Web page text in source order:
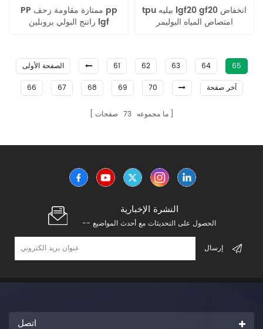
PP ممتازة مقاومة زحف pp
راتنج البولي بروبلين lgf
tpu بيليه lgf20 gf20 انخفاض
امتصاص المياه البوليمر
الصفحة الأولى 61 62 63 64
65
66
67 68 69 70 آخر صفحة
ما مجموعه 73 صفحات
النشرة الإخبارية
-- الحصول على التحديثات مع أحدث المواضيع
اتصل